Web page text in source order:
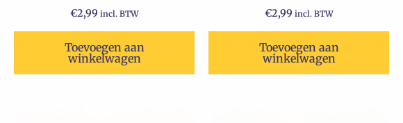
€2,99 incl. BTW
Toevoegen aan
winkelwagen
€2,99 incl. BTW
Toevoegen aan
winkelwagen